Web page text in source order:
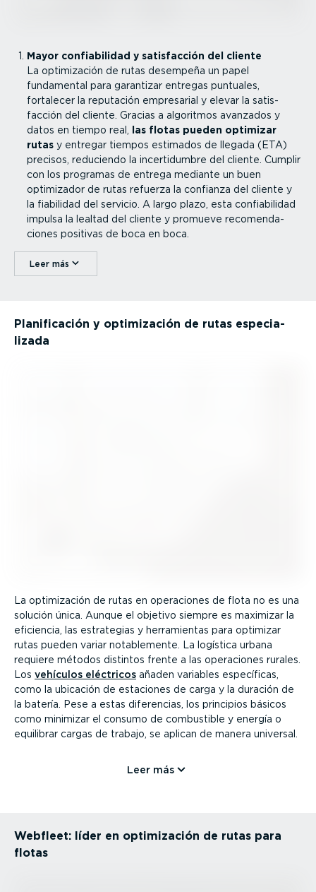
Mayor confia­bi­lidad y satis­facción del cliente
La optimi­zación de rutas desempeña un papel
fundamental para garantizar entregas puntuales,
fortalecer la reputación empresarial y elevar la satis­
facción del cliente. Gracias a algoritmos avanzados y
datos en tiempo real,
las flotas pueden optimizar
rutasy entregar tiempos estimados de llegada (ETA)
precisos, reduciendo la incer­ti­dumbre del cliente. Cumplir
con los programas de entrega mediante un buen
optimizador de rutas refuerza la confianza del cliente y
la fiabilidad del servicio. A largo plazo, esta confia­bi­lidad
impulsa la lealtad del cliente y promueve recomen­da­
ciones positivas de boca en boca.
Leer más
Plani­fi­cación y optimi­zación de rutas especia­
lizada
La optimi­zación de rutas en operaciones de flota no es una
solución única. Aunque el objetivo siempre es maximizar la
eficiencia, las estrategias y herra­mientas para optimizar
rutas pueden variar notable­mente. La logística urbana
requiere métodos distintos frente a las operaciones rurales.
Los vehículos eléctricos añaden variables específicas,
como la ubicación de estaciones de carga y la duración de
la batería. Pese a estas diferencias, los principios básicos
como minimizar el consumo de combustible y energía o
equilibrar cargas de trabajo, se aplican de manera universal.
Leer más
Webfleet: líder en optimi­zación de rutas para
flotas